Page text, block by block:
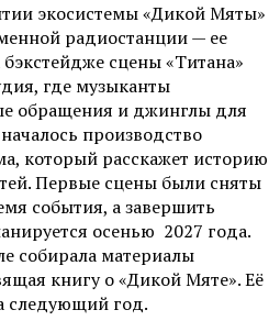
экосистемы «Дикой Мяты»
радиостанции — ее
сцены «Титана»
где музыканты
обращения и джинглы для
производство
который расскажет историю
Первые сцены были сняты
события, а завершить
осенью 2027 года.
собирала материалы
книгу о «Дикой Мяте». Её
следующий год.